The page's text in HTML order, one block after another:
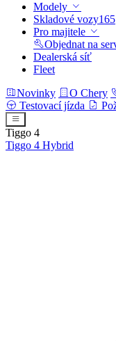
Modely
Skladové vozy165
Pro majitele
Objednat na
Dealerská síť
Fleet
Novinky
O Chery
Testovací jízda
Tiggo 4
Tiggo 4 Hybrid